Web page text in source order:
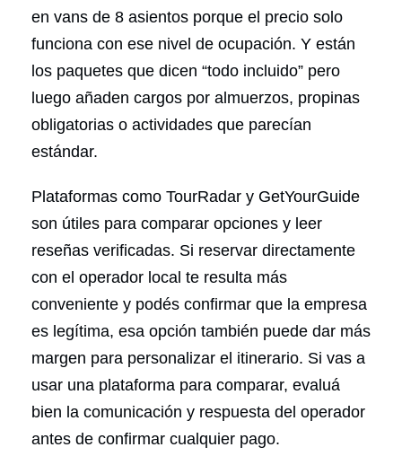
en vans de 8 asientos porque el precio solo
funciona con ese nivel de ocupación. Y están
los paquetes que dicen “todo incluido” pero
luego añaden cargos por almuerzos, propinas
obligatorias o actividades que parecían
estándar.
Plataformas como TourRadar y GetYourGuide
son útiles para comparar opciones y leer
reseñas verificadas. Si reservar directamente
con el operador local te resulta más
conveniente y podés confirmar que la empresa
es legítima, esa opción también puede dar más
margen para personalizar el itinerario. Si vas a
usar una plataforma para comparar, evaluá
bien la comunicación y respuesta del operador
antes de confirmar cualquier pago.